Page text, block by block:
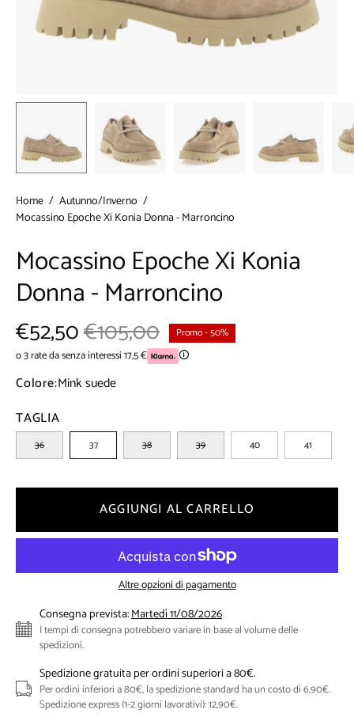
Home / Autunno/Inverno /
Mocassino Epoche Xi Konia Donna - Marroncino
Mocassino Epoche Xi Konia
Donna - Marroncino
€52,50€105,00 Promo-50%
o 3 rate da senza interessi 17,5 € 🛈
Colore:Mink suede
TAGLIA
36 37 38 39 40 41
AGGIUNGI AL CARRELLO
Altre opzioni di pagamento
Consegna prevista:Martedì 11/08/2026
I tempi di consegna potrebbero variare in base al volume delle
spedizioni.
Spedizione gratuita per ordini superiori a 80€.
Per ordini inferiori a 80€, la spedizione standard ha un costo di 6,90€.
Spedizione express (1-2 giorni lavorativi): 12,90€.